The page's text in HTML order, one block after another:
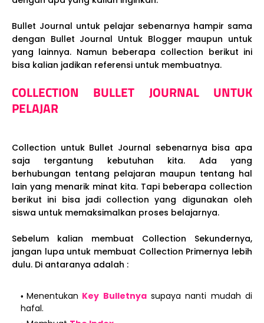
Bullet Journal untuk pelajar sebenarnya hampir sama
dengan Bullet Journal Untuk Blogger maupun untuk
yang lainnya. Namun beberapa collection berikut ini
bisa kalian jadikan referensi untuk membuatnya.
COLLECTION BULLET JOURNAL UNTUK
PELAJAR
Collection untuk Bullet Journal sebenarnya bisa apa
saja tergantung kebutuhan kita. Ada yang
berhubungan tentang pelajaran maupun tentang hal
lain yang menarik minat kita. Tapi beberapa collection
berikut ini bisa jadi collection yang digunakan oleh
siswa untuk memaksimalkan proses belajarnya.
Sebelum kalian membuat Collection Sekundernya,
jangan lupa untuk membuat Collection Primernya lebih
dulu. Di antaranya adalah :
Menentukan Key Bulletnyasupaya nanti mudah di
hafal.